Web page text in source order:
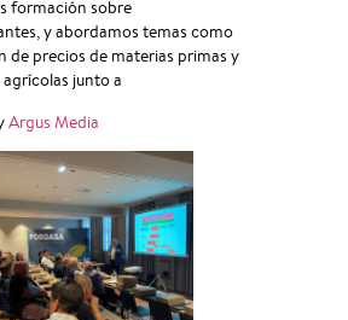
formación sobre
y abordamos temas como
de precios de materias primas y
junto a
Argus Media